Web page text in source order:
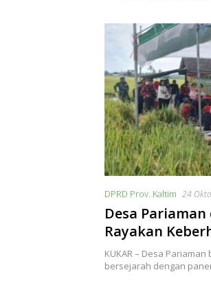
DPRD Prov. Kaltim 24
Desa
Rayakan
Melimpah
KUKAR – Desa
bersejarah dengan